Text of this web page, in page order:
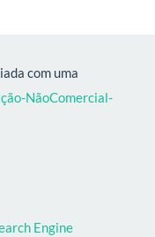
com uma
NãoComercial-
Engine